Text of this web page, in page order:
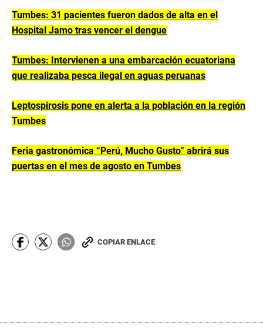
Tumbes: 31 pacientes fueron dados de alta en el
Hospital Jamo tras vencer el dengue
Tumbes: Intervienen a una embarcación ecuatoriana
que realizaba pesca ilegal en aguas peruanas
Leptospirosis pone en alerta a la población en la región
Tumbes
Feria gastronómica “Perú, Mucho Gusto” abrirá sus
puertas en el mes de agosto en Tumbes
COPIAR ENLACE